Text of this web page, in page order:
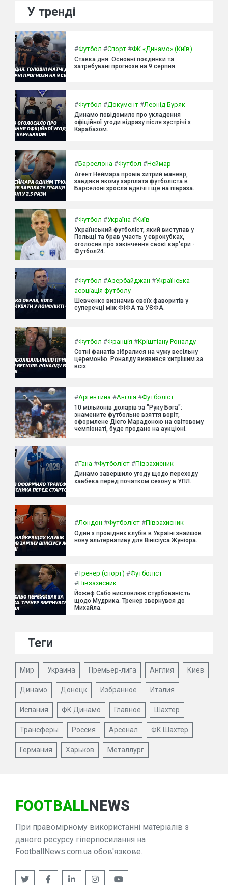
У тренді
#Футбол #Спорт #ФК «Динамо» (Київ)
Ставка дня: Основні поєдинки та
затребувані прогнози на 9 серпня.
#Футбол #Документ #Леонід Буряк
Динамо повідомило про укладення
офіційної угоди відразу після зустрічі з
Карабахом.
#Барселона #Футбол #Неймар
Агент Неймара провів хитрий маневр,
завдяки якому зарплата футболіста в
Барселоні зросла вдвічі і ще на півраза.
#Футбол #Україна #Київ
Український футболіст, який виступав у
Польщі та брав участь у єврокубках,
оголосив про закінчення своєї кар'єри -
Футбол24.
#Футбол #Азербайджан #Українська
асоціація футболу
Шевченко визначив своїх фаворитів у
суперечці між ФІФА та УЄФА.
#Футбол #Франція #Кріштіану Роналду
Сотні фанатів зібралися на чужу весільну
церемонію. Роналду виявився хитрішим за
всіх.
#Аргентина #Англія #Футболіст
10 мільйонів доларів за "Руку Бога":
знамените футбольне взяття воріт,
оформлене Дієго Марадоною на світовому
чемпіонаті, буде продано на аукціоні.
#Гана #Футболіст #Півзахисник
Динамо завершило угоду щодо переходу
хавбека перед початком сезону в УПЛ.
#Лондон #Футболіст #Півзахисник
Один з провідних клубів в Україні знайшов
нову альтернативу для Вінісіуса Жуніора.
#Тренер (спорт) #Футболіст
#Півзахисник
Йожеф Сабо висловлює стурбованість
щодо Мудрика. Тренер звернувся до
Михайла.
Теги
Мир Украина Премьер-лига Англия Киев
Динамо Донецк Избранное Италия
Испания ФК Динамо Главное Шахтер
Трансферы Россия Арсенал ФК Шахтер
Германия Харьков Металлург
FOOTBALLNEWS
При правомірному використанні матеріалів з
даного ресурсу гіперпосилання на
FootballNews.com.ua обов'язкове.